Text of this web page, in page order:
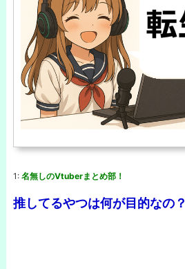
1: 名無しのVtuberまとめ部！
推してるやつは何が目的なの？